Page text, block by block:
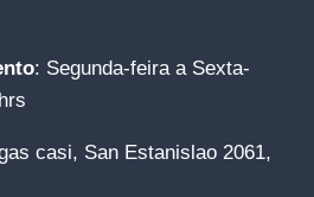
: Segunda-feira a Sexta-
casi, San Estanislao 2061,